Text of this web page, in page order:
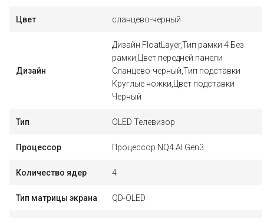
Цвет сланцево-черный
Дизайн
Дизайн FloatLayer,Тип рамки 4 Без
рамки,Цвет передней панели
Сланцево-черный,Тип подставки
Круглые ножки,Цвет подставки
Черный
Тип OLED Телевизор
Процессор Процессор NQ4 AI Gen3
Количество ядер 4
Тип матрицы экрана QD-OLED